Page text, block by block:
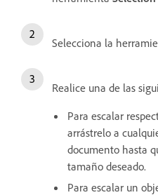
Selecciona la
Realice una de las
Para escalar
arrástrelo a
documento hasta
tamaño deseado.
Para escalar un